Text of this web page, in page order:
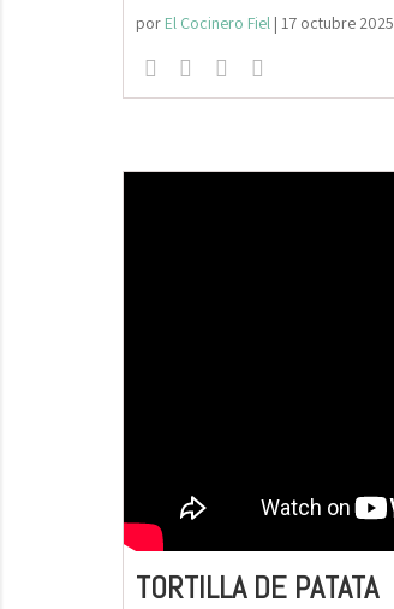
por El Cocinero Fiel| 17 octubre 2025
TORTILLA DE PATATA